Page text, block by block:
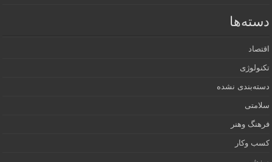
دسته‌ها
اقتصاد
تکنولوژی
دسته‌بندی نشده
سلامتی
فرهنگ وهنر
کسب وکار